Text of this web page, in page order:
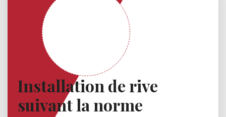
Installation de rive
suivant la norme